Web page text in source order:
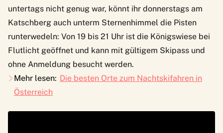
untertags nicht genug war, könnt ihr donnerstags am
Katschberg auch unterm Sternenhimmel die Pisten
runterwedeln: Von 19 bis 21 Uhr ist die Königswiese bei
Flutlicht geöffnet und kann mit gültigem Skipass und
ohne Anmeldung besucht werden.
Mehr lesen: Die besten Orte zum Nachtskifahren in
Österreich